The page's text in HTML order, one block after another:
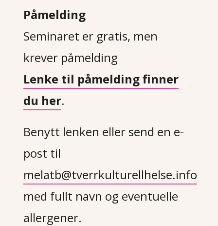
Påmelding
Seminaret er gratis, men
krever påmelding
Lenke til påmelding finner
du her.
Benytt lenken eller send en e-
post til
melatb@tverrkulturellhelse.info
med fullt navn og eventuelle
allergener.